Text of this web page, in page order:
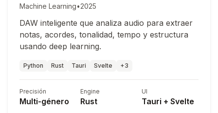
Machine Learning•2025
DAW inteligente que analiza audio para extraer
notas, acordes, tonalidad, tempo y estructura
usando deep learning.
Python Rust Tauri Svelte +3
Precisión
Multi-género
Engine
Rust
UI
Tauri + Svelte